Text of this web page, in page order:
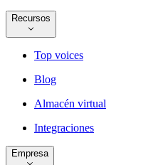
Recursos
Top voices
Blog
Almacén virtual
Integraciones
Empresa